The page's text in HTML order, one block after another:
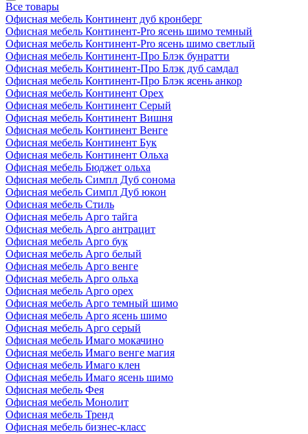
Все товары
Офисная мебель Континент дуб кронберг
Офисная мебель Континент-Pro ясень шимо темный
Офисная мебель Континент-Pro ясень шимо светлый
Офисная мебель Континент-Про Блэк бунратти
Офисная мебель Континент-Про Блэк дуб самдал
Офисная мебель Континент-Про Блэк ясень анкор
Офисная мебель Континент Орех
Офисная мебель Континент Серый
Офисная мебель Континент Вишня
Офисная мебель Континент Венге
Офисная мебель Континент Бук
Офисная мебель Континент Ольха
Офисная мебель Бюджет ольха
Офисная мебель Симпл Дуб сонома
Офисная мебель Симпл Дуб юкон
Офисная мебель Стиль
Офисная мебель Арго тайга
Офисная мебель Арго антрацит
Офисная мебель Арго бук
Офисная мебель Арго белый
Офисная мебель Арго венге
Офисная мебель Арго ольха
Офисная мебель Арго орех
Офисная мебель Арго темный шимо
Офисная мебель Арго ясень шимо
Офисная мебель Арго серый
Офисная мебель Имаго мокачино
Офисная мебель Имаго венге магия
Офисная мебель Имаго клен
Офисная мебель Имаго ясень шимо
Офисная мебель Фея
Офисная мебель Монолит
Офисная мебель Тренд
Офисная мебель бизнес-класс